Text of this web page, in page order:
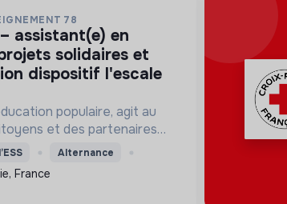
78
solidaires et
dispositif l'escale
populaire, agit au
et des partenaires
le lien social, agir
et la citoyenneté et faire
Alternance
France